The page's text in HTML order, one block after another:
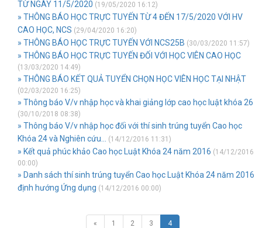
TỪ NGÀY 11/5/2020 (19/05/2020 16:12)
» THÔNG BÁO HỌC TRỰC TUYẾN TỪ 4 ĐẾN 17/5/2020 VỚI HV
CAO HỌC, NCS (29/04/2020 16:20)
» THÔNG BÁO HỌC TRỰC TUYẾN VỚI NCS25B (30/03/2020 11:57)
» THÔNG BÁO HỌC TRỰC TUYẾN ĐỐI VỚI HỌC VIÊN CAO HỌC
(13/03/2020 14:49)
» THÔNG BÁO KẾT QUẢ TUYỂN CHỌN HỌC VIÊN HỌC TẠI NHẬT
(02/03/2020 16:25)
» Thông báo V/v nhập học và khai giảng lớp cao học luật khóa 26
(30/10/2018 08:38)
» Thông báo V/v nhập học đối với thí sinh trúng tuyển Cao học
Khóa 24 và Nghiên cứu...
(14/12/2016 11:31)
» Kết quả phúc khảo Cao học Luật Khóa 24 năm 2016 (14/12/2016
00:00)
» Danh sách thí sinh trúng tuyển Cao học Luật Khóa 24 năm 2016
định hướng Ứng dụng (14/12/2016 00:00)
« 1 2 3 4